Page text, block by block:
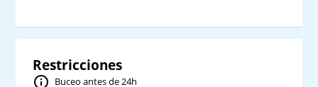
Restricciones
Buceo antes de 24h